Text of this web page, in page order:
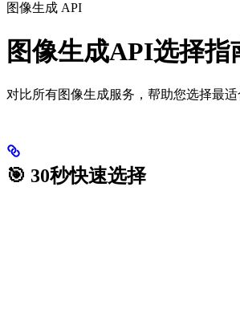
图像生成 API
图像生成API选择指
对比所有图像生成服务，帮助您选择最
🎯 30秒快速选择